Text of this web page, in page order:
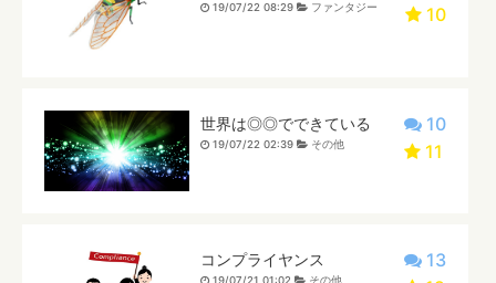
10
19/07/22 08:29 ファンタジー
10
11
世界は◎◎でできている
19/07/22 02:39 その他
13
コンプライヤンス
19/07/21 01:02 その他